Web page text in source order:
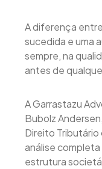
A diferença
sucedida e uma
sempre, na
antes de
A Garrastazu
Bubolz
Direito Tributário
análise
estrutura